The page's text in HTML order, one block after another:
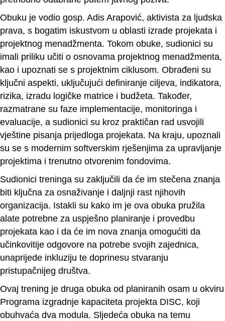
Obuku je vodio gosp. Adis Arapović, aktivista za ljudska
prava, s bogatim iskustvom u oblasti izrade projekata i
projektnog menadžmenta. Tokom obuke, sudionici su
imali priliku učiti o osnovama projektnog menadžmenta,
kao i upoznati se s projektnim ciklusom. Obrađeni su
ključni aspekti, uključujući definiranje ciljeva, indikatora,
rizika, izradu logičke matrice i budžeta. Također,
razmatrane su faze implementacije, monitoringa i
evaluacije, a sudionici su kroz praktičan rad usvojili
vještine pisanja prijedloga projekata. Na kraju, upoznali
su se s modernim softverskim rješenjima za upravljanje
projektima i trenutno otvorenim fondovima.
Sudionici treninga su zaključili da će im stečena znanja
biti ključna za osnaživanje i daljnji rast njihovih
organizacija. Istakli su kako im je ova obuka pružila
alate potrebne za uspješno planiranje i provedbu
projekata kao i da će im nova znanja omogućiti da
učinkovitije odgovore na potrebe svojih zajednica,
unaprijede inkluziju te doprinesu stvaranju
pristupačnijeg društva.
Ovaj trening je druga obuka od planiranih osam u okviru
Programa izgradnje kapaciteta projekta DISC, koji
obuhvaća dva modula. Sljedeća obuka na temu